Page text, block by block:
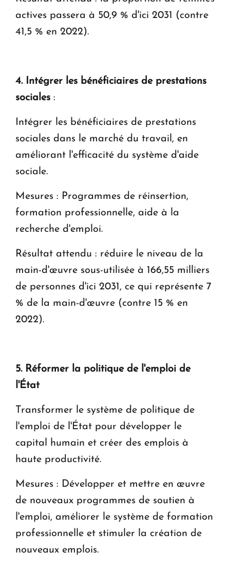
actives passera à 50,9 % d'ici 2031 (contre
41,5 % en 2022).
4. Intégrer les bénéficiaires de prestations
sociales :
Intégrer les bénéficiaires de prestations
sociales dans le marché du travail, en
améliorant l'efficacité du système d'aide
sociale.
Mesures : Programmes de réinsertion,
formation professionnelle, aide à la
recherche d'emploi.
Résultat attendu : réduire le niveau de la
main-d'œuvre sous-utilisée à 166,55 milliers
de personnes d'ici 2031, ce qui représente 7
% de la main-d'œuvre (contre 15 % en
2022).
5. Réformer la politique de l'emploi de
l'État
Transformer le système de politique de
l'emploi de l'État pour développer le
capital humain et créer des emplois à
haute productivité.
Mesures : Développer et mettre en œuvre
de nouveaux programmes de soutien à
l'emploi, améliorer le système de formation
professionnelle et stimuler la création de
nouveaux emplois.